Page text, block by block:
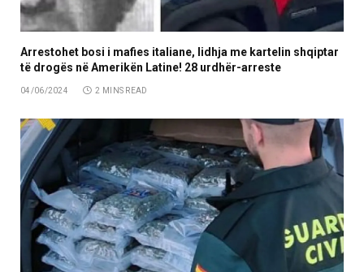
Arrestohet bosi i mafies italiane, lidhja me kartelin shqiptar
të drogës në Amerikën Latine! 28 urdhër-arreste
04/06/2024 2 MINS READ